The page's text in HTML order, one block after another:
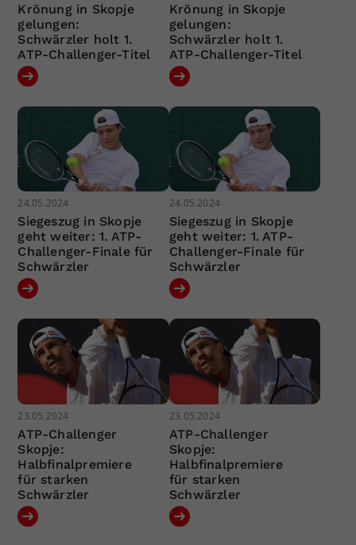
Krönung in Skopje
gelungen:
Schwärzler holt 1.
ATP-Challenger-Titel
Krönung in Skopje
gelungen:
Schwärzler holt 1.
ATP-Challenger-Titel
24.05.2024
Siegeszug in Skopje
geht weiter: 1. ATP-
Challenger-Finale für
Schwärzler
24.05.2024
Siegeszug in Skopje
geht weiter: 1. ATP-
Challenger-Finale für
Schwärzler
23.05.2024
ATP-Challenger
Skopje:
Halbfinalpremiere
für starken
Schwärzler
23.05.2024
ATP-Challenger
Skopje:
Halbfinalpremiere
für starken
Schwärzler